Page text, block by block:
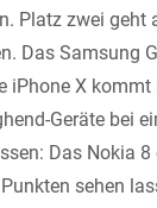
Platz zwei
Das Samsung
iPhone X
Geräte bei
Das Nokia
sehen